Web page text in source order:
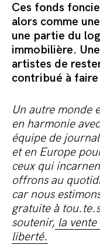
Ces fonds
alors comme
une partie du
immobilière.
artistes de
contribué à
Un autre monde
en harmonie
équipe de
et en Europe
ceux qui
offrons au
car nous
gratuite à
soutenir, la
liberté.